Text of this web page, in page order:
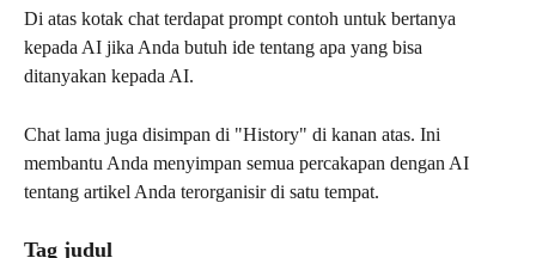
Di atas kotak chat terdapat prompt contoh untuk bertanya
kepada AI jika Anda butuh ide tentang apa yang bisa
ditanyakan kepada AI.
Chat lama juga disimpan di "History" di kanan atas. Ini
membantu Anda menyimpan semua percakapan dengan AI
tentang artikel Anda terorganisir di satu tempat.
Tag judul